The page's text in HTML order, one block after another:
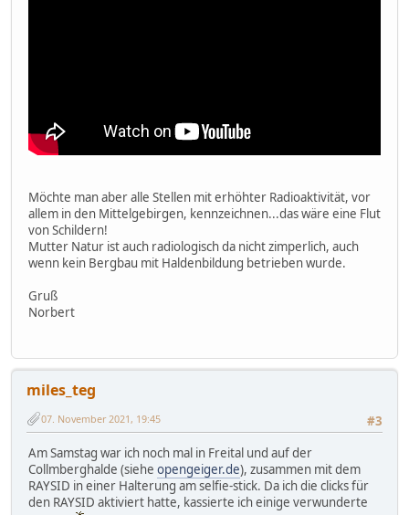
Möchte man aber alle Stellen mit erhöhter Radioaktivität, vor
allem in den Mittelgebirgen, kennzeichnen...das wäre eine Flut
von Schildern!
Mutter Natur ist auch radiologisch da nicht zimperlich, auch
wenn kein Bergbau mit Haldenbildung betrieben wurde.
Gruß
Norbert
miles_teg
#3
07. November 2021, 19:45
Am Samstag war ich noch mal in Freital und auf der
Collmberghalde (siehe opengeiger.de), zusammen mit dem
RAYSID in einer Halterung am selfie-stick. Da ich die clicks für
den RAYSID aktiviert hatte, kassierte ich einige verwunderte